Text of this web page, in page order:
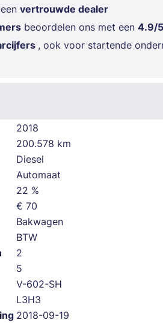
2018
200.578 km
Diesel
Automaat
22 %
€ 70
Bakwagen
BTW
2
5
V-602-SH
L3H3
2018-09-19
vertrouwde dealer
beoordelen ons met een 4.9/5
, ook voor startende